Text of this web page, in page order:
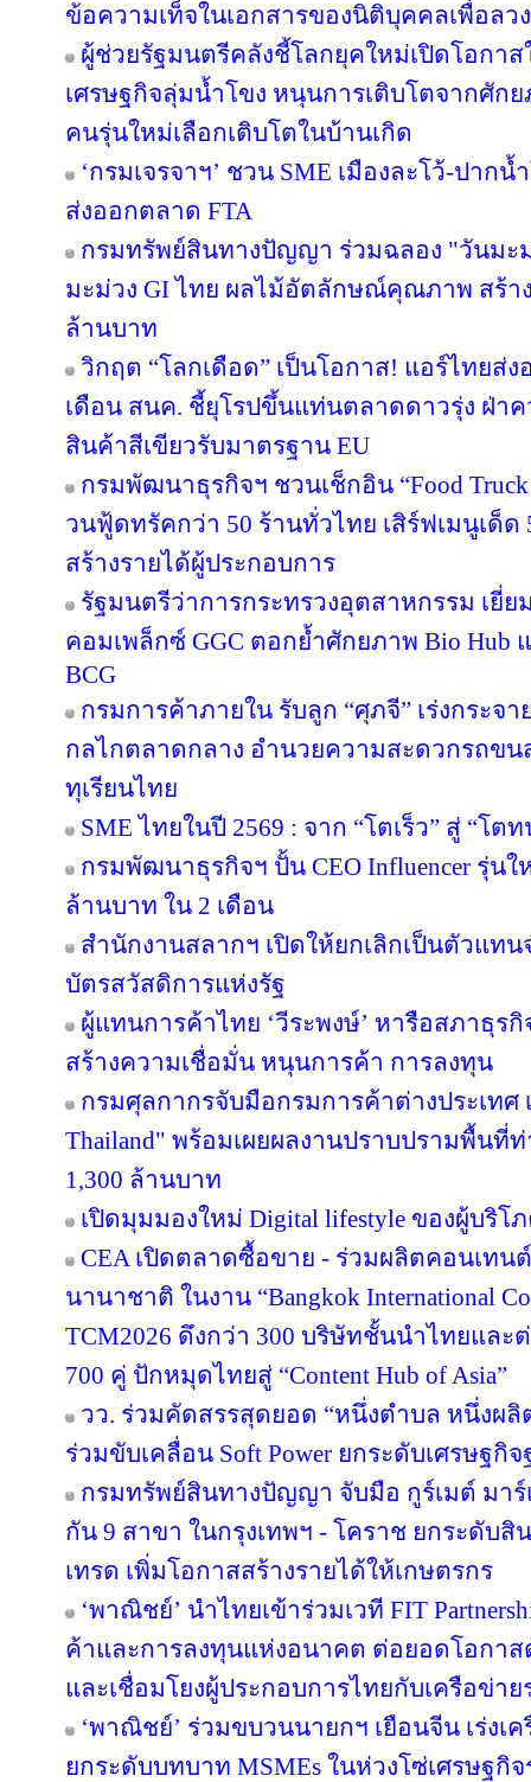
ข้อความเท็จในเอกสารของนิติบุคคลเพื่อลว
ผู้ช่วยรัฐมนตรีคลังชี้โลกยุคใหม่เปิดโอกา
เศรษฐกิจลุ่มน้ำโขง หนุนการเติบโตจากศัก
คนรุ่นใหม่เลือกเติบโตในบ้านเกิด
‘กรมเจรจาฯ’ ชวน SME เมืองละโว้-ปา
ส่งออกตลาด FTA
กรมทรัพย์สินทางปัญญา ร่วมฉลอง "วันมะ
มะม่วง GI ไทย ผลไม้อัตลักษณ์คุณภาพ สร้า
ล้านบาท
วิกฤต “โลกเดือด” เป็นโอกาส! แอร์ไทยส่
เดือน สนค. ชี้ยุโรปขึ้นแท่นตลาดดาวรุ่ง ฝ่า
สินค้าสีเขียวรับมาตรฐาน EU
กรมพัฒนาธุรกิจฯ ชวนเช็กอิน “Food Truck
วนฟู้ดทรัคกว่า 50 ร้านทั่วไทย เสิร์ฟเมนูเด็ด
สร้างรายได้ผู้ประกอบการ
รัฐมนตรีว่าการกระทรวงอุตสาหกรรม เยี่
คอมเพล็กซ์ GGC ตอกย้ำศักยภาพ Bio Hub
BCG
กรมการค้าภายใน รับลูก “ศุภจี” เร่งกระจา
กลไกตลาดกลาง อำนวยความสะดวกรถข
ทุเรียนไทย
SME ไทยในปี 2569 : จาก “โตเร็ว” สู่ “โ
กรมพัฒนาธุรกิจฯ ปั้น CEO Influencer รุ่น
ล้านบาท ใน 2 เดือน
สำนักงานสลากฯ เปิดให้ยกเลิกเป็นตัวแทน
บัตรสวัสดิการแห่งรัฐ
ผู้แทนการค้าไทย ‘วีระพงษ์’ หารือสภาธุรกิ
สร้างความเชื่อมั่น หนุนการค้า การลงทุน
กรมศุลกากรจับมือกรมการค้าต่างประเทศ
Thailand" พร้อมเผยผลงานปราบปรามพื้นที่
1,300 ล้านบาท
เปิดมุมมองใหม่ Digital lifestyle ของผู้บริโ
CEA เปิดตลาดซื้อขาย - ร่วมผลิตคอนเทน
นานาชาติ ในงาน “Bangkok International
TCM2026 ดึงกว่า 300 บริษัทชั้นนำไทยและ
700 คู่ ปักหมุดไทยสู่ “Content Hub of Asia”
วว. ร่วมคัดสรรสุดยอด “หนึ่งตำบล หนึ่งผ
ร่วมขับเคลื่อน Soft Power ยกระดับเศรษฐกิ
กรมทรัพย์สินทางปัญญา จับมือ กูร์เมต์ มา
กัน 9 สาขา ในกรุงเทพฯ - โคราช ยกระดับ
เทรด เพิ่มโอกาสสร้างรายได้ให้เกษตรกร
‘พาณิชย์’ นำไทยเข้าร่วมเวที FIT
ค้าและการลงทุนแห่งอนาคต ต่อยอดโอกา
และเชื่อมโยงผู้ประกอบการไทยกับเครือข่าย
‘พาณิชย์’ ร่วมขบวนนายกฯ เยือนจีน เร่ง
ยกระดับบทบาท MSMEs ในห่วงโซ่เศรษฐกิ